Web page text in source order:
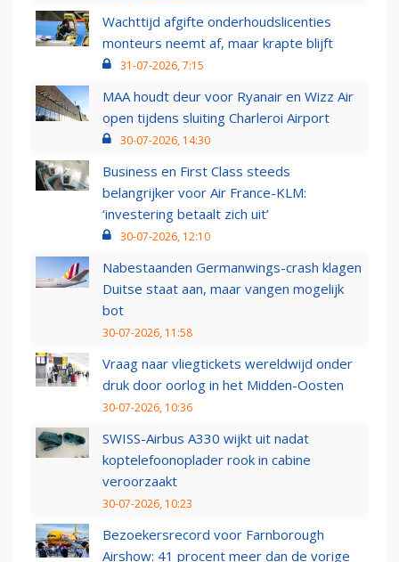
Wachttijd afgifte onderhoudslicenties
monteurs neemt af, maar krapte blijft
31-07-2026, 7:15
MAA houdt deur voor Ryanair en Wizz Air
open tijdens sluiting Charleroi Airport
30-07-2026, 14:30
Business en First Class steeds
belangrijker voor Air France-KLM:
‘investering betaalt zich uit’
30-07-2026, 12:10
Nabestaanden Germanwings-crash klagen
Duitse staat aan, maar vangen mogelijk
bot
30-07-2026, 11:58
Vraag naar vliegtickets wereldwijd onder
druk door oorlog in het Midden-Oosten
30-07-2026, 10:36
SWISS-Airbus A330 wijkt uit nadat
koptelefoonoplader rook in cabine
veroorzaakt
30-07-2026, 10:23
Bezoekersrecord voor Farnborough
Airshow: 41 procent meer dan de vorige